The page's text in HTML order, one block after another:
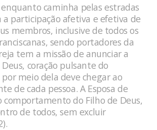
caminha pelas estradas
participação afetiva e efetiva de
membros, inclusive de todos os
sendo portadores da
tem a missão de anunciar a
coração pulsante do
meio dela deve chegar ao
de cada pessoa. A Esposa de
comportamento do Filho de Deus,
de todos, sem excluir